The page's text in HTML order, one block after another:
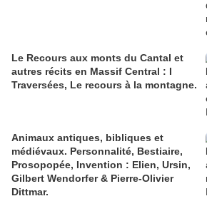
Le Recours aux monts du Cantal et
autres récits en Massif Central : I
Traversées, Le recours à la montagne.
Animaux antiques, bibliques et
médiévaux. Personnalité, Bestiaire,
Prosopopée, Invention : Elien, Ursin,
Gilbert Wendorfer & Pierre-Olivier
Dittmar.